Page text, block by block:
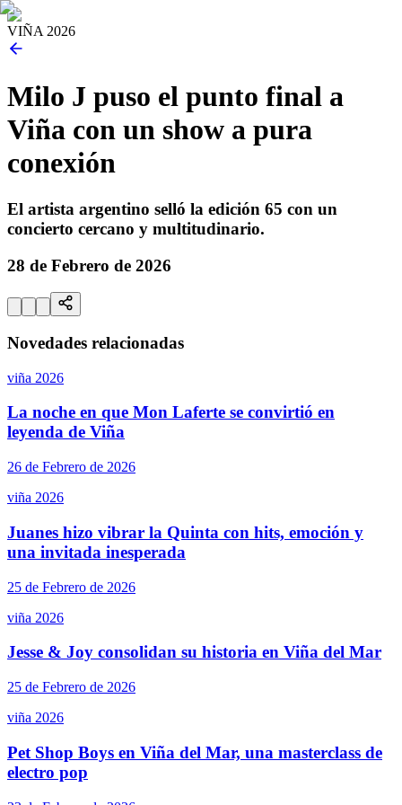
VIÑA 2026
Milo J puso el punto final a
Viña con un show a pura
conexión
El artista argentino selló la edición 65 con un
concierto cercano y multitudinario.
28 de Febrero de 2026
Novedades relacionadas
viña 2026
La noche en que Mon Laferte se convirtió en
leyenda de Viña
26 de Febrero de 2026
viña 2026
Juanes hizo vibrar la Quinta con hits, emoción y
una invitada inesperada
25 de Febrero de 2026
viña 2026
Jesse & Joy consolidan su historia en Viña del Mar
25 de Febrero de 2026
viña 2026
Pet Shop Boys en Viña del Mar, una masterclass de
electro pop